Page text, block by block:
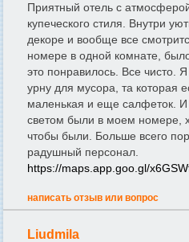
Приятный отель с
купеческого стиля. Внутри
декоре и вообще все
номере в одной комнате,
это понравилось. Все чисто.
урну для мусора, та которая
маленькая и еще салфеток.
светом были в моем номере,
чтобы были. Больше всего
радушный персонал.
https://maps.app.goo.gl/
написать отзыв или вопрос
Liudmila